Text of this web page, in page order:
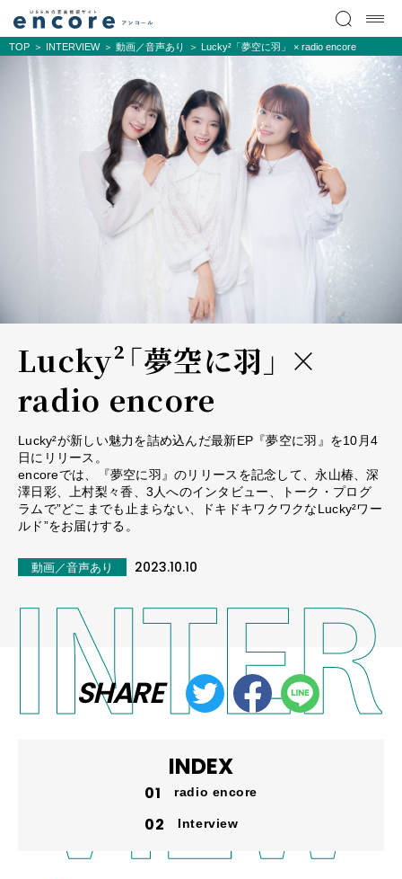
TOP INTERVIEW 動画／音声あり Lucky²「夢空に羽」 × radio encore
Lucky²「夢空に羽」 ×
radio encore
Lucky²が新しい魅力を詰め込んだ最新EP『夢空に羽』を10月4
日にリリース。
encoreでは、『夢空に羽』のリリースを記念して、永山椿、深
澤日彩、上村梨々香、3人へのインタビュー、トーク・プログ
ラムで”どこまでも止まらない、ドキドキワクワクなLucky²ワー
ルド”をお届けする。
動画／音声あり 2023.10.10
SHARE
INDEX
radio encore
Interview